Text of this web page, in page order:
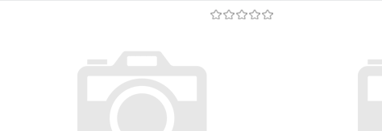
Купить в 1 клик
Сравнение
Под заказ
Купить в 1 клик